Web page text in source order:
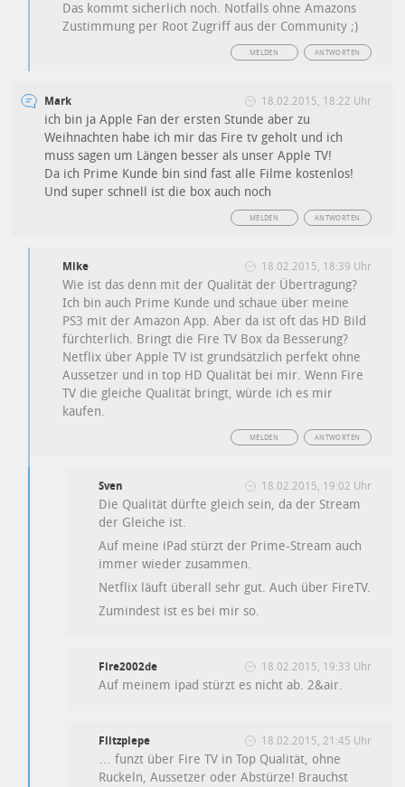
Das kommt sicherlich noch. Notfalls ohne Amazons
Zustimmung per Root Zugriff aus der Community ;)
ANTWORTEN
MELDEN
Mark 18.02.2015, 18:22 Uhr
ich bin ja Apple Fan der ersten Stunde aber zu
Weihnachten habe ich mir das Fire tv geholt und ich
muss sagen um Längen besser als unser Apple TV!
Da ich Prime Kunde bin sind fast alle Filme kostenlos!
Und super schnell ist die box auch noch
ANTWORTEN
MELDEN
Mike 18.02.2015, 18:39 Uhr
Wie ist das denn mit der Qualität der Übertragung?
Ich bin auch Prime Kunde und schaue über meine
PS3 mit der Amazon App. Aber da ist oft das HD Bild
fürchterlich. Bringt die Fire TV Box da Besserung?
Netflix über Apple TV ist grundsätzlich perfekt ohne
Aussetzer und in top HD Qualität bei mir. Wenn Fire
TV die gleiche Qualität bringt, würde ich es mir
kaufen.
ANTWORTEN
MELDEN
Sven 18.02.2015, 19:02 Uhr
Die Qualität dürfte gleich sein, da der Stream
der Gleiche ist.
Auf meine iPad stürzt der Prime-Stream auch
immer wieder zusammen.
Netflix läuft überall sehr gut. Auch über FireTV.
Zumindest ist es bei mir so.
Fire2002de 18.02.2015, 19:33 Uhr
Auf meinem ipad stürzt es nicht ab. 2&air.
Flitzpiepe 18.02.2015, 21:45 Uhr
… funzt über Fire TV in Top Qualität, ohne
Ruckeln, Aussetzer oder Abstürze! Brauchst